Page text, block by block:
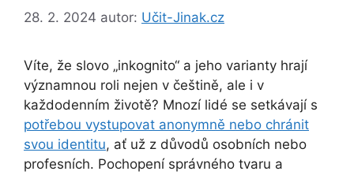
28. 2. 2024 autor: Učit-Jinak.cz
Víte, že slovo „inkognito“ a jeho varianty hrají
významnou roli nejen v češtině, ale i v
každodenním životě? Mnozí lidé se setkávají s
potřebou vystupovat anonymně nebo chránit
svou identitu, ať už z důvodů osobních nebo
profesních. Pochopení správného tvaru a